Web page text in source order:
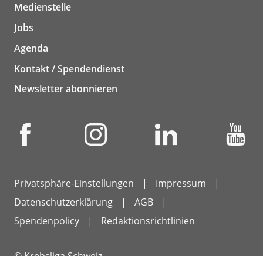
Medienstelle
Jobs
Agenda
Kontakt / Spendendienst
Newsletter abonnieren
Privatsphäre-Einstellungen
Impressum
Datenschutzerklärung
AGB
Spendenpolicy
Redaktionsrichtlinien